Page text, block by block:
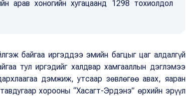
арав хоногийн хугацаанд 1298 тохиолдол
байгаа иргэддээ эмийн багцыг цаг алдалгүй
тул иргэдийг халдвар хамгааллын дэглэмээ
дэмжиж, утсаар зөвлөгөө авах, яаран
хорооны “Хасагт-Эрдэнэ” өрхийн эрүүл